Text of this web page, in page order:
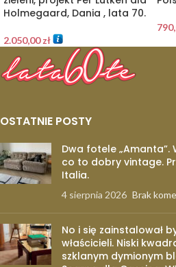
Holmegaard, Dania , lata 70.
2.050,00zł
OSTATNIE POSTY
Dwa fotele „Amanta”.
co to dobry vintage.
Italia.
4 sierpnia 2026 Brak
No i się zainstalował
właścicieli. Niski
szklanym dymionym